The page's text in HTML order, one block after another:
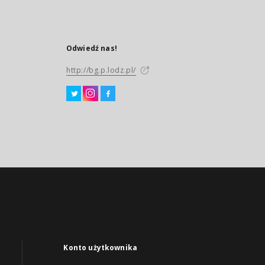
Odwiedź nas!
http://bg.p.lodz.pl/
Konto użytkownika